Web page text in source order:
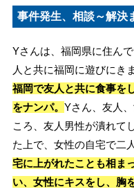
事件発生、相談～解決
Yさんは、福岡県に住ん
人と共に福岡に遊びにき
福岡で友人と共に食事を
をナンパ。 Yさん、友人
ころ、友人男性が潰れて
た上で、女性の自宅で二
宅に上がれたことも相ま
い、女性にキスをし、胸